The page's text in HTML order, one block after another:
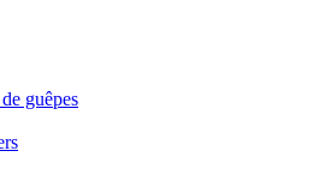
guêpes